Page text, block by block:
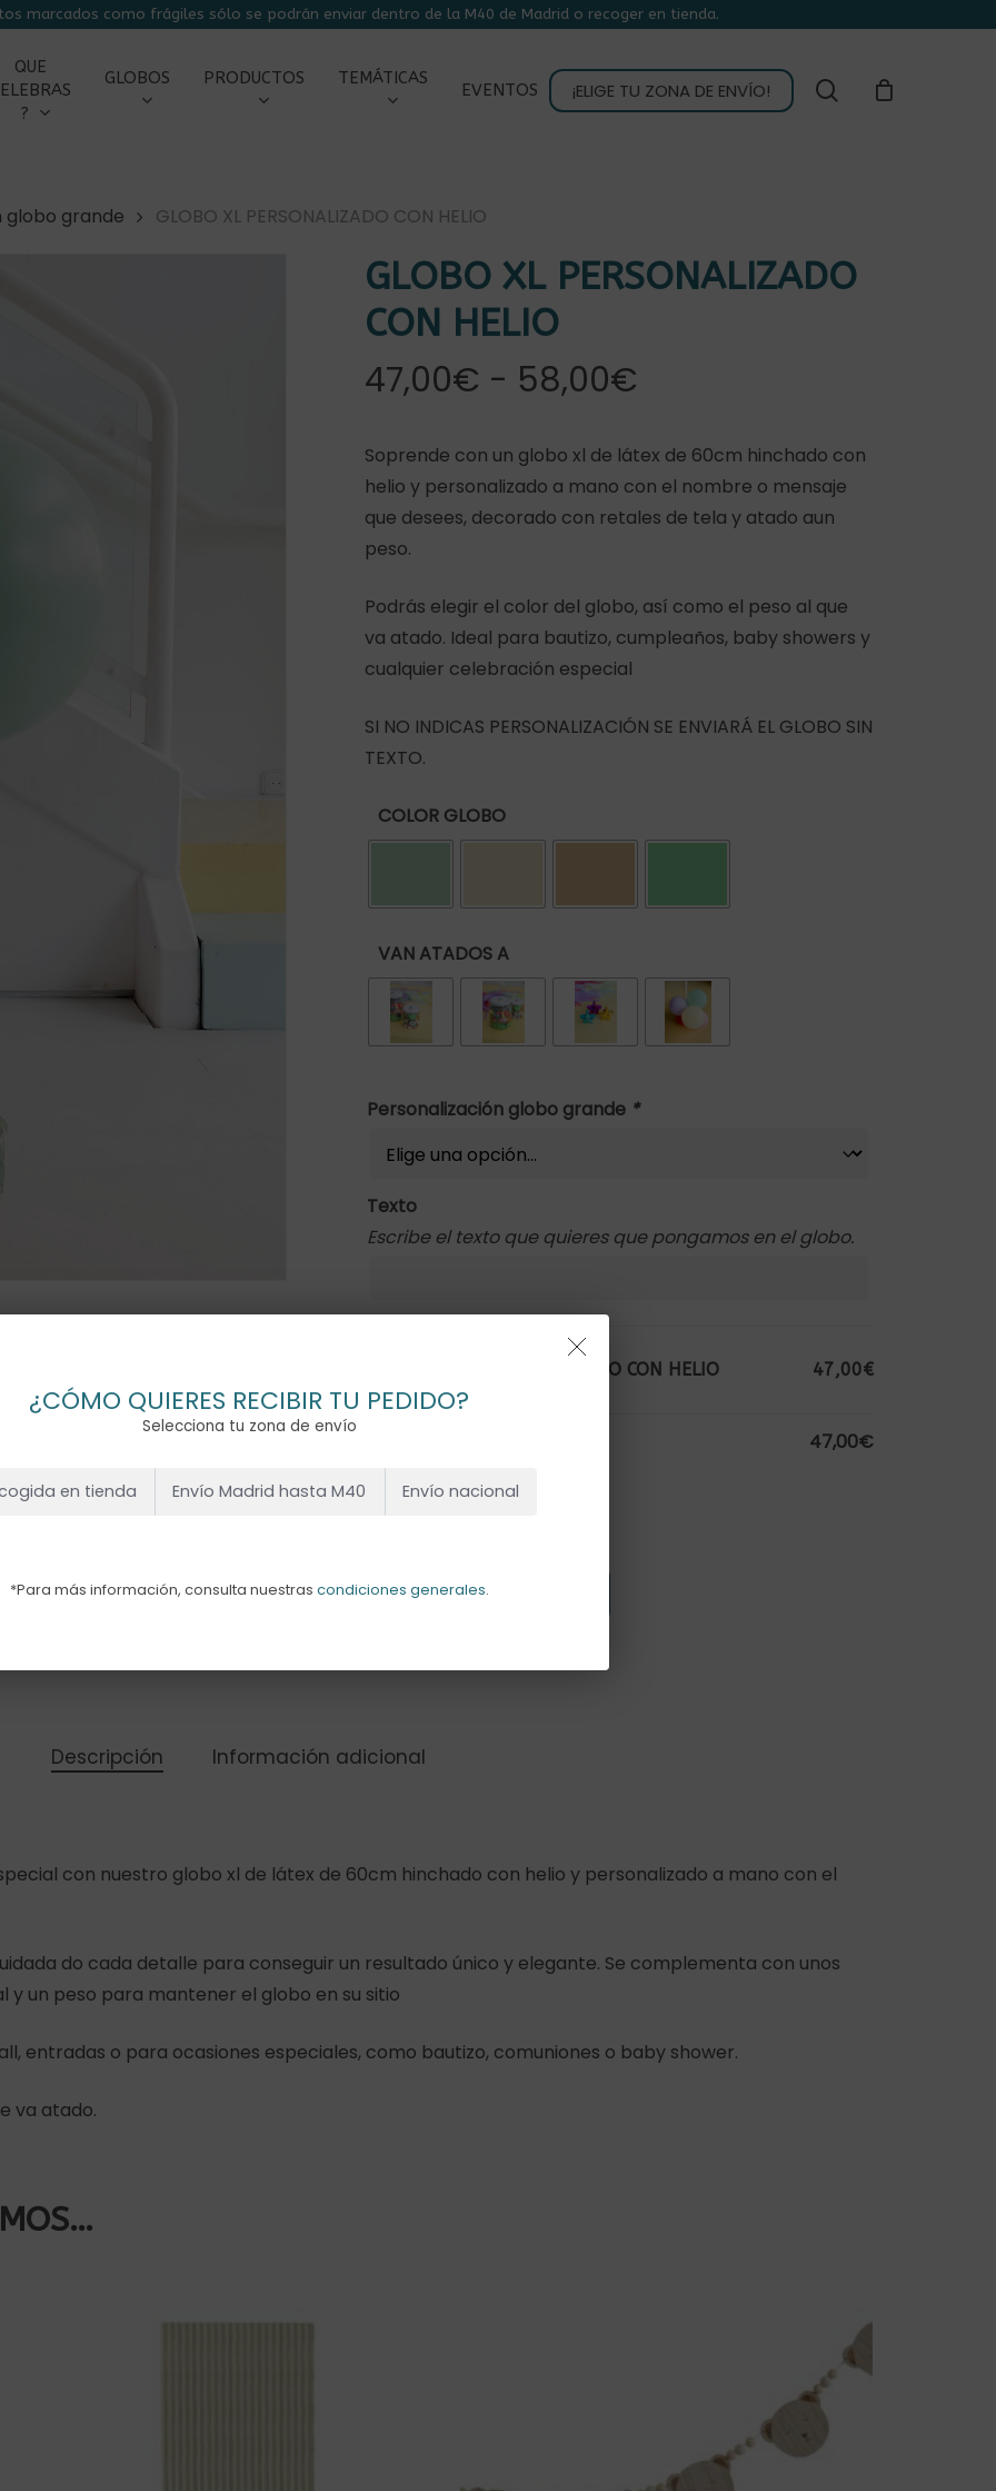
marcados como frágiles sólo se podrán enviar dentro de la M40 de Madrid o recoger en tienda.
QUE
?
GLOBOS PRODUCTOS TEMÁTICAS
EVENTOS ¡ELIGE TU ZONA DE ENVÍO! buscar
globo grande GLOBO XL PERSONALIZADO CON HELIO
GLOBO XL PERSONALIZADO
CON HELIO
47,00€ - 58,00€
precios:
desde
47,00€
Soprende con un globo xl de látex de 60cm hinchado con
helio y personalizado a mano con el nombre o mensaje
que desees, decorado con retales de tela y atado aun
peso.
Podrás elegir el color del globo, así como el peso al que
va atado. Ideal para bautizo, cumpleaños, baby showers y
cualquier celebración especial
SI NO INDICAS PERSONALIZACIÓN SE ENVIARÁ EL GLOBO SIN
TEXTO.
COLOR GLOBO
VAN ATADOS A
Personalización globo grande *
Texto
Escribe el texto que quieres que pongamos en el globo.
GLOBO XL PERSONALIZADO CON HELIO 47,00€
47,00€
Añadir Al Carrito
Descripción Información adicional
con nuestro globo xl de látex de 60cm hinchado con helio y personalizado a mano con el
do cada detalle para conseguir un resultado único y elegante. Se complementa con unos
un peso para mantener el globo en su sitio
entradas o para ocasiones especiales, como bautizo, comuniones o baby shower.
va atado.
¿CÓMO QUIERES RECIBIR TU PEDIDO?
Selecciona tu zona de envío
en tienda Envío Madrid hasta M40 Envío nacional
*Para más información, consulta nuestras condiciones generales.